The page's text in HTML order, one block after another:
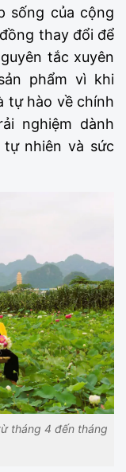
sống của cộng
thay đổi để
tắc xuyên
phẩm vì khi
tự hào về chính
nghiệm dành
nhiên và sức
tháng 4 đến tháng